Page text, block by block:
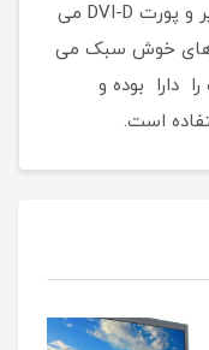
باشد. پورت VGA جهت خروجی تصویر و پورت DVI-D می
های خوش سبک می
دارا بوده و
است.